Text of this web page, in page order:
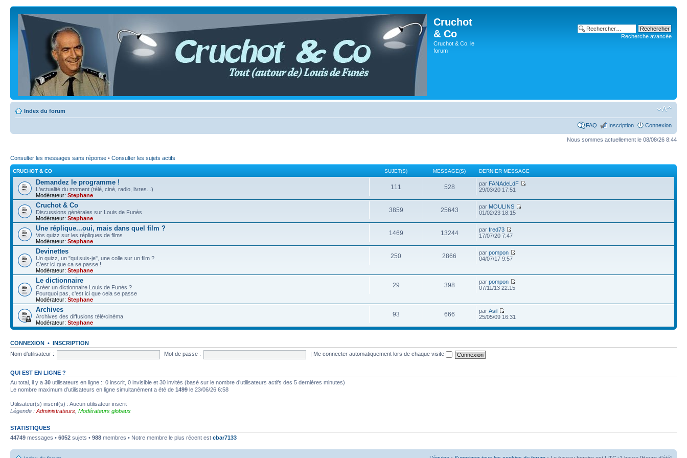
Cruchot
& Co
Cruchot & Co, le
forum
Recherche avancée
Index du forum
FAQ Inscription Connexion
Nous sommes actuellement le 08/08/26 8:44
Consulter les messages sans réponse • Consulter les sujets actifs
CRUCHOT & CO SUJET(S) MESSAGE(S) DERNIER MESSAGE
Demandez le programme !
L'actualité du moment (télé, ciné, radio, livres...)
Modérateur: Stephane
111 528 par FANAdeLdF
29/03/20 17:51
Cruchot & Co
Discussions générales sur Louis de Funès
Modérateur: Stephane
3859 25643 par MOULINS
01/02/23 18:15
Une réplique...oui, mais dans quel film ?
Vos quizz sur les répliques de films
Modérateur: Stephane
1469 13244 parfred73
17/07/20 7:47
Devinettes
Un quizz, un "qui suis-je", une colle sur un film ?
C'est ici que ca se passe !
Modérateur: Stephane
250 2866 parpompon
04/07/17 9:57
Le dictionnaire
Créer un dictionnaire Louis de Funès ?
Pourquoi pas, c'est ici que cela se passe
Modérateur: Stephane
29 398 parpompon
07/11/13 22:15
Archives
Archives des diffusions télé/cinéma
Modérateur: Stephane
93 666 parAsil
25/05/09 16:31
CONNEXION • INSCRIPTION
Nom d’utilisateur :
Mot de passe : Me connecter automatiquement lors de chaque visite
QUI EST EN LIGNE ?
Au total, il y a 30 utilisateurs en ligne :: 0 inscrit, 0 invisible et 30 invités (basé sur le nombre d’utilisateurs actifs des 5 dernières minutes)
Le nombre maximum d’utilisateurs en ligne simultanément a été de 1499 le 23/06/26 6:58
Utilisateur(s) inscrit(s) : Aucun utilisateur inscrit
Légende : Administrateurs Modérateurs globaux
STATISTIQUES
44749 messages • 6052 sujets • 988 membres • Notre membre le plus récent est cbar7133